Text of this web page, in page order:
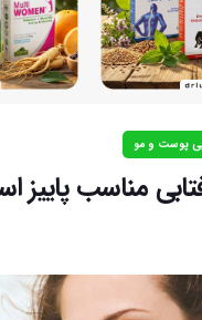
پوست و مو
مناسب پاییز